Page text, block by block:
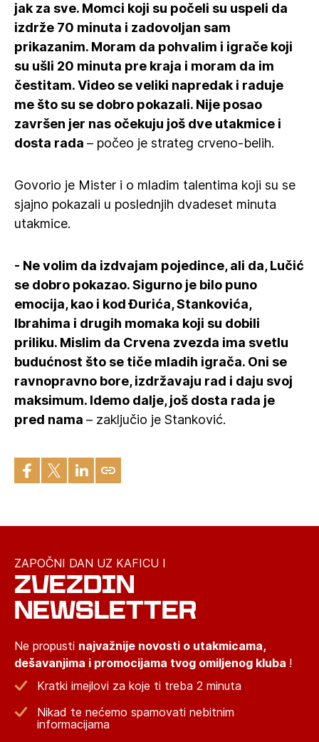
jak za sve. Momci koji su počeli su uspeli da
izdrže 70 minuta i zadovoljan sam
prikazanim. Moram da pohvalim i igrače koji
su ušli 20 minuta pre kraja i moram da im
čestitam. Video se veliki napredak i raduje
me što su se dobro pokazali. Nije posao
završen jer nas očekuju još dve utakmice i
dosta rada – počeo je strateg crveno-belih.
Govorio je Mister i o mladim talentima koji su se
sjajno pokazali u poslednjih dvadeset minuta
utakmice.
- Ne volim da izdvajam pojedince, ali da, Lučić
se dobro pokazao. Sigurno je bilo puno
emocija, kao i kod Đurića, Stankovića,
Ibrahima i drugih momaka koji su dobili
priliku. Mislim da Crvena zvezda ima svetlu
budućnost što se tiče mladih igrača. Oni se
ravnopravno bore, izdržavaju rad i daju svoj
maksimum. Idemo dalje, još dosta rada je
pred nama – zaključio je Stanković.
ZAPOČNI DAN UZ KAFICU I
ZVEZDIN
NEWSLETTER
Ne propusti najvažnije novosti o utakmicama,
dešavanjima i promocijama tvog omiljenog kluba !
Kratki imejlovi za koje ti treba 2 minuta
Nikad te nećemo spamovati nebitnim
informacijama